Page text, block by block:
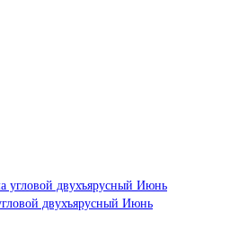
двухъярусный Июнь